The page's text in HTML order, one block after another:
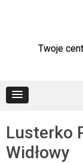
Twoje
Lusterko
Widłowy